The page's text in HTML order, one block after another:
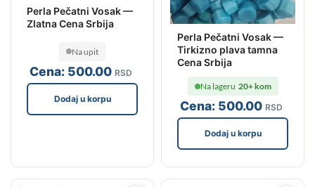
Perla Pečatni Vosak —
Zlatna Cena Srbija
Cena: 500.00 RSD
Na upit
Dodaj u korpu
Perla Pečatni Vosak —
Tirkizno plava tamna
Cena Srbija
Cena: 500.00 RSD
Na lageru 20+ kom
Dodaj u korpu